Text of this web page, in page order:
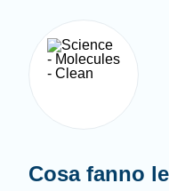
Cosa fanno